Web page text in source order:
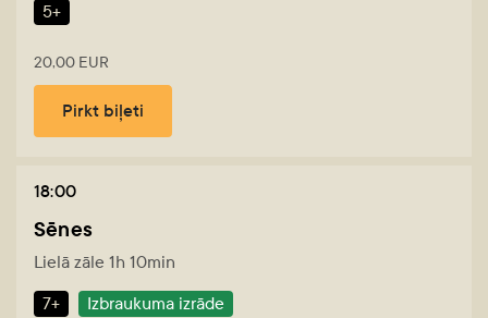
5+
20,00 EUR
Pirkt biļeti
18:00
Sēnes
Lielā zāle 1h 10min
7+
Izbraukuma izrāde